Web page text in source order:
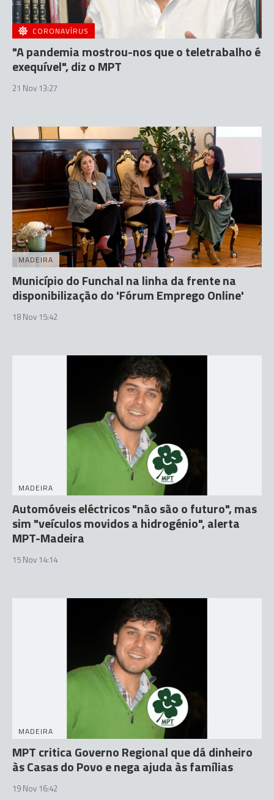
CORONAVÍRUS
"A pandemia mostrou-nos que o teletrabalho é
exequível", diz o MPT
21 Nov 13:27
MADEIRA
Município do Funchal na linha da frente na
disponibilização do 'Fórum Emprego Online'
18 Nov 15:42
MADEIRA
Automóveis eléctricos "não são o futuro", mas
sim "veículos movidos a hidrogénio", alerta
MPT-Madeira
15 Nov 14:14
MADEIRA
MPT critica Governo Regional que dá dinheiro
às Casas do Povo e nega ajuda às famílias
19 Nov 16:42